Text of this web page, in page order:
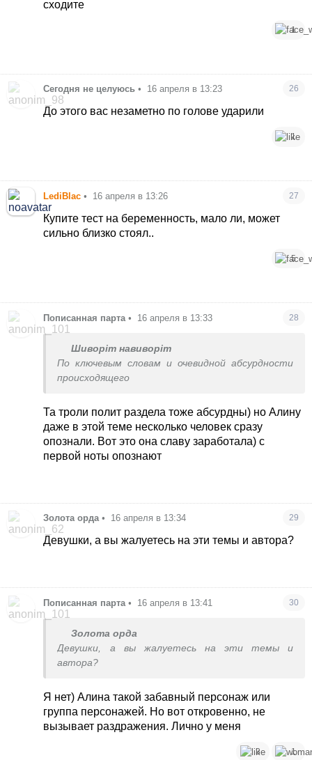
сходите
1
Сегодня не целуюсь • 16 апреля в 13:23 26
До этого вас незаметно по голове ударили
1
LediBlac • 16 апреля в 13:26 27
Купите тест на беременность, мало ли, может
сильно близко стоял..
5
Пописанная парта • 16 апреля в 13:33 28
Шиворіт навиворіт
По ключевым словам и очевидной абсурдности
происходящего
Та троли полит раздела тоже абсурдны) но Алину
даже в этой теме несколько человек сразу
опознали. Вот это она славу заработала) с
первой ноты опознают
Золота орда • 16 апреля в 13:34 29
Девушки, а вы жалуетесь на эти темы и автора?
Пописанная парта • 16 апреля в 13:41 30
Золота орда
Девушки, а вы жалуетесь на эти темы и
автора?
Я нет) Алина такой забавный персонаж или
группа персонажей. Но вот откровенно, не
вызывает раздражения. Лично у меня
3 1